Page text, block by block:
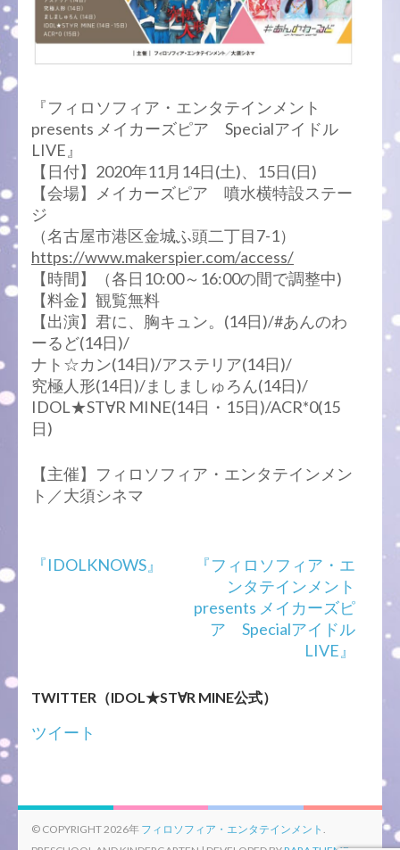
『フィロソフィア・エンタテインメント
presents メイカーズピア Specialアイドル
LIVE』
【日付】2020年11月14日(土)、15日(日)
【会場】メイカーズピア 噴水横特設ステー
ジ
（名古屋市港区金城ふ頭二丁目7-1）
https://www.makerspier.com/access/
【時間】（各日10:00～16:00の間で調整中)
【料金】観覧無料
【出演】君に、胸キュン。(14日)/#あんのわ
ーるど(14日)/
ナト☆カン(14日)/アステリア(14日)/
究極人形(14日)/ましましゅろん(14日)/
IDOL★ST∀R MINE(14日・15日)/ACR*0(15
日)
【主催】フィロソフィア・エンタテインメン
ト／大須シネマ
投
シ
ョ
ン
『IDOLKNOWS』
『フィロソフィア・エ
ンタテインメント
presents メイカーズピ
ア Specialアイドル
LIVE』
TWITTER（IDOL★ST∀R MINE公式）
ツイート
© COPYRIGHT 2026年 フィロソフィア・エンタテインメント .